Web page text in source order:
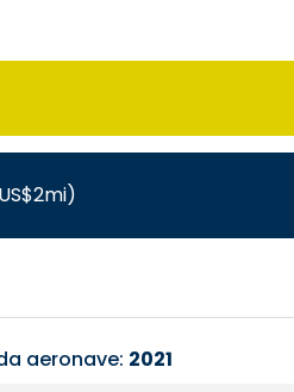
aeronave: 2021